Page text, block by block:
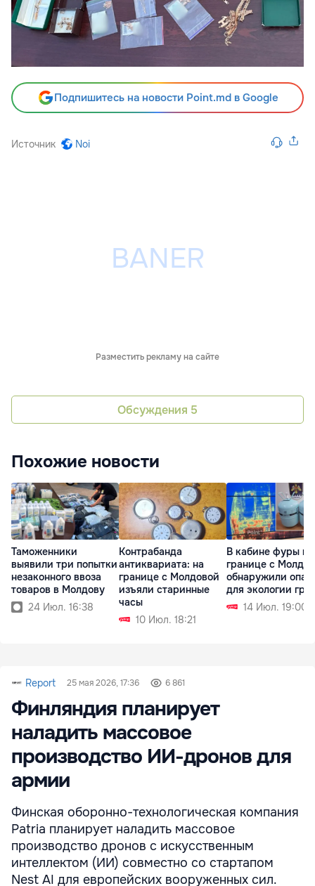
Подпишитесь на новости Point.md в Google
Источник Noi
Разместить рекламу на сайте
Обсуждения 5
Похожие новости
Таможенники
выявили три попытки
незаконного ввоза
товаров в Молдову
24 Июл. 16:38
Контрабанда
антиквариата: на
границе с Молдовой
изъяли старинные
часы
10 Июл. 18:21
В кабине фуры на
границе с
обнаружили
для экологии груз
14 Июл. 19:00
Report 25 мая 2026, 17:36 6 861
Финляндия планирует
наладить массовое
производство ИИ-дронов для
армии
Финская оборонно-технологическая компания
Patria планирует наладить массовое
производство дронов с искусственным
интеллектом (ИИ) совместно со стартапом
Nest AI для европейских вооруженных сил.